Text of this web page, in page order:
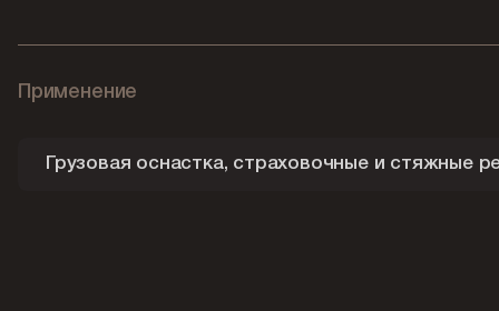
Применение
Грузовая оснастка, страховочные и стяжные